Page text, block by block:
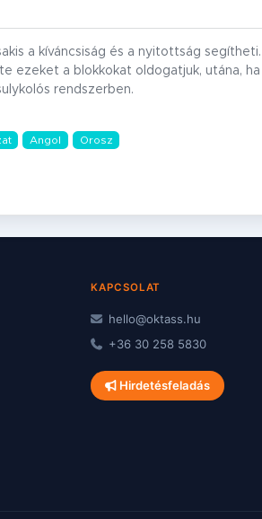
a kíváncsiság és a nyitottság segítheti.
ezeket a blokkokat oldogatjuk, utána,
rendszerben.
Angol
Orosz
KAPCSOLAT
hello@oktass.hu
+36 30 258 5830
Hirdetésfeladás